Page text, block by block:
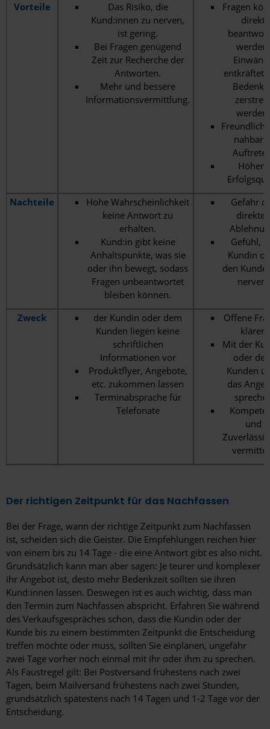
Vorteile
Das Risiko, die
Kund:innen zu nerven,
ist gering.
Bei Fragen genügend
Zeit zur Recherche der
Antworten.
Mehr und bessere
Informationsvermittlung.
Fragen
direkt
werden,
entkräftet
werden.
Höhere
Nachteile
Hohe Wahrscheinlichkeit
keine Antwort zu
erhalten.
Kund:in gibt keine
Anhaltspunkte, was sie
oder ihn bewegt, sodass
Fragen unbeantwortet
bleiben können.
Gefahr
direkten
Gefühl,
Kundin
den
nerven.
Zweck
der Kundin oder dem
Kunden liegen keine
schriftlichen
Informationen vor
Produktflyer, Angebote,
etc. zukommen lassen
Terminabsprache für
Telefonate
Offene
klären
Mit der
oder
Kunden
das
und
Der richtigen Zeitpunkt für das Nachfassen
Bei der Frage, wann der richtige Zeitpunkt zum Nachfassen
ist, scheiden sich die Geister. Die Empfehlungen reichen hier
von einem bis zu 14 Tage - die eine Antwort gibt es also nicht.
Grundsätzlich kann man aber sagen: Je teurer und komplexer
ihr Angebot ist, desto mehr Bedenkzeit sollten sie ihren
Kund:innen lassen. Deswegen ist es auch wichtig, dass man
den Termin zum Nachfassen abspricht. Erfahren Sie während
des Verkaufsgespräches schon, dass die Kundin oder der
Kunde bis zu einem bestimmten Zeitpunkt die Entscheidung
treffen möchte oder muss, sollten Sie einplanen, ungefähr
zwei Tage vorher noch einmal mit ihr oder ihm zu sprechen.
Als Faustregel gilt: Bei Postversand frühestens nach zwei
Tagen, beim Mailversand frühestens nach zwei Stunden,
grundsätzlich spätestens nach 14 Tagen und 1-2 Tage vor der
Entscheidung.